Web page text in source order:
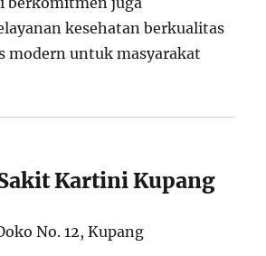
kesehatan berkualitas
modern untuk masyarakat
Kartini Kupang
No. 12, Kupang